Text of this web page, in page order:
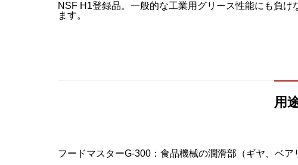
NSF H1登録品。一般的な工業用グリース性能にも負
ます。
用
フードマスターG-300：食品機械の潤滑部（ギヤ、ベア